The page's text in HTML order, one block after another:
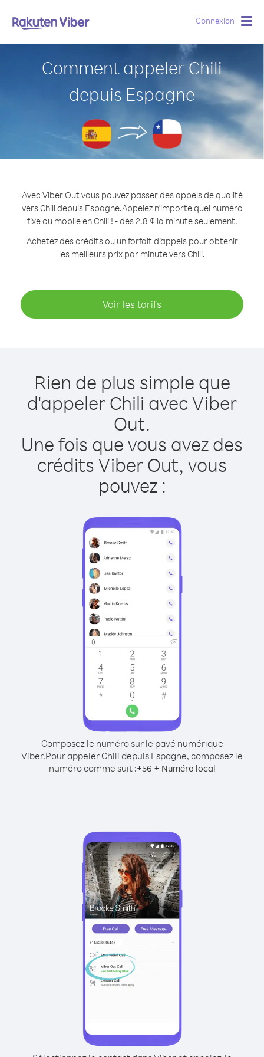
Connexion
Comment appeler Chili
depuis Espagne
Avec Viber Out vous pouvez passer des appels de qualité
vers Chili depuis Espagne.Appelez n'importe quel numéro
fixe ou mobile en Chili ! - dès 2.8 ¢ la minute seulement.
Achetez des crédits ou un forfait d’appels pour obtenir
les meilleurs prix par minute vers Chili.
Voir les tarifs
Rien de plus simple que
d'appeler Chili avec Viber
Out.
Une fois que vous avez des
crédits Viber Out, vous
pouvez :
Composez le numéro sur le pavé numérique
Viber.Pour appeler Chili depuis Espagne, composez le
numéro comme suit :+56 + Numéro local